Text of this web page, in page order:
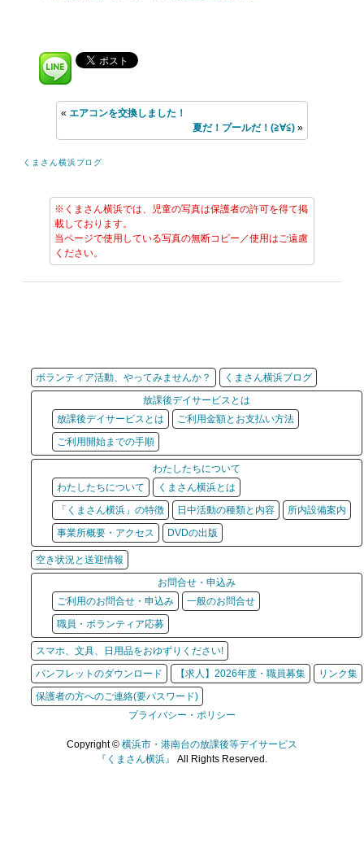
«エアコンを交換しました！
夏だ！プールだ！(≧∀≦)»
くまさん横浜ブログ
※くまさん横浜では、児童の写真は保護者の許可を得て掲
載しております。
当ページで使用している写真の無断コピー／使用はご遠慮
ください。
ボランティア活動、やってみませんか？
くまさん横浜ブログ
放課後デイサービスとは
放課後デイサービスとは
ご利用金額とお支払い方法
ご利用開始までの手順
わたしたちについて
わたしたちについて
くまさん横浜とは
「くまさん横浜」の特徴
日中活動の種類と内容
所内設備案内
事業所概要・アクセス
DVDの出版
空き状況と送迎情報
お問合せ・申込み
ご利用のお問合せ・申込み
一般のお問合せ
職員・ボランティア応募
スマホ、文具、日用品をおゆずりください!
パンフレットのダウンロード
【求人】2026年度・職員募集
リンク集
保護者の方へのご連絡(要パスワード)
プライバシー・ポリシー
Copyright © 横浜市・港南台の放課後等デイサービス
『くまさん横浜』 All Rights Reserved.